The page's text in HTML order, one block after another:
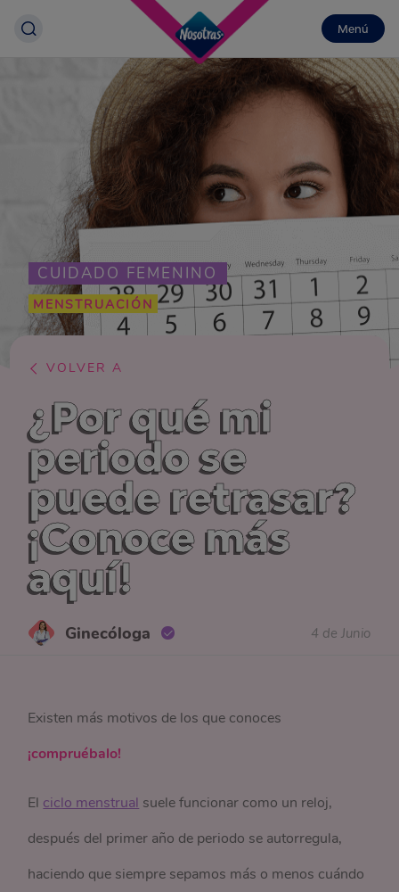
Menú
CUIDADO FEMENINO
MENSTRUACIÓN
VOLVER A
¿Por qué mi
periodo se
puede retrasar?
¡Conoce más
aquí!
Ginecóloga 4 de Junio
Existen más motivos de los que conoces
¡compruébalo!
El ciclo menstrual suele funcionar como un reloj,
después del primer año de periodo se autorregula,
haciendo que siempre sepamos más o menos cuándo